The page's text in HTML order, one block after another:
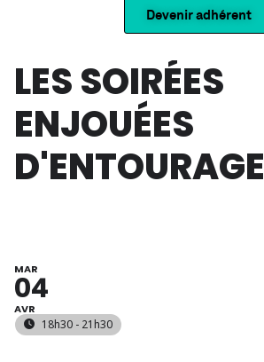
Devenir adhérent
LES SOIRÉES
ENJOUÉES
D'ENTOURAGE
MAR
04
AVR
18h30 - 21h30